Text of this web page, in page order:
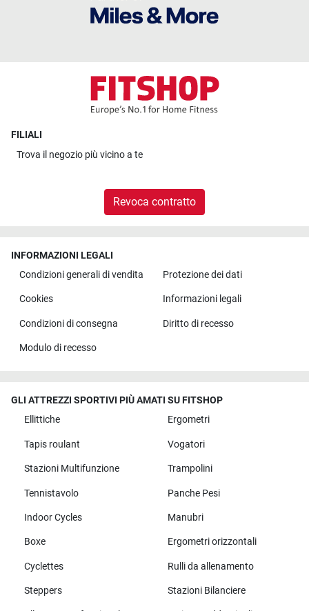
FILIALI
Trova il negozio più vicino a te
Revoca contratto
INFORMAZIONI LEGALI
Condizioni generali di vendita
Protezione dei dati
Cookies Informazioni legali
Condizioni di consegna Diritto di recesso
Modulo di recesso
GLI ATTREZZI SPORTIVI PIÙ AMATI SU FITSHOP
Ellittiche
Ergometri
Tapis roulant Vogatori
Stazioni Multifunzione Trampolini
Tennistavolo Panche Pesi
Indoor Cycles Manubri
Boxe Ergometri orizzontali
Cyclettes Rulli da allenamento
Steppers Stazioni Bilanciere